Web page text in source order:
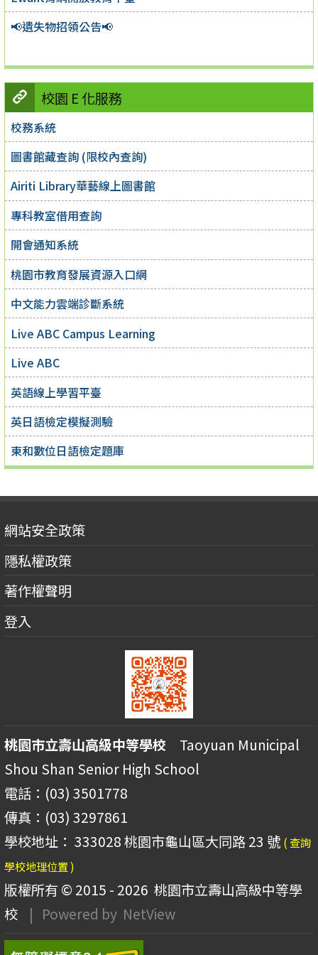
📢遺失物招領公告📢
校園 E 化服務
校務系統
圖書館藏查詢 (限校內查詢)
Airiti Library華藝線上圖書館
專科教室借用查詢
開會通知系統
桃園市教育發展資源入口網
中文能力雲端診斷系統
Live ABC Campus Learning
Live ABC
英語線上學習平臺
英日語檢定模擬測驗
東和數位日語檢定題庫
網站安全政策
隱私權政策
著作權聲明
登入
桃園市立壽山高級中等學校 Taoyuan Municipal
Shou Shan Senior High School
電話：(03) 3501778
傳真：(03) 3297861
學校地址： 333028 桃園市龜山區大同路 23 號 ( 查詢
學校地理位置 )
版權所有 © 2015 - 2026 桃園市立壽山高級中等學
校
| Powered by NetView